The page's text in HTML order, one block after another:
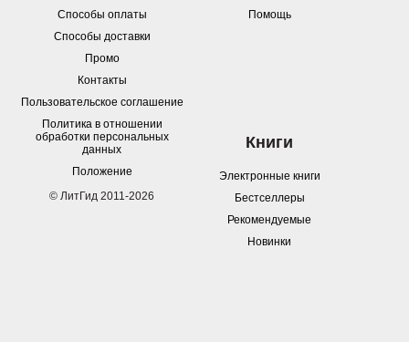
Способы оплаты
Способы доставки
Промо
Контакты
Пользовательское соглашение
Политика в отношении
обработки персональных
данных
Положение
© ЛитГид 2011-2026
Помощь
Книги
Электронные книги
Бестселлеры
Рекомендуемые
Новинки